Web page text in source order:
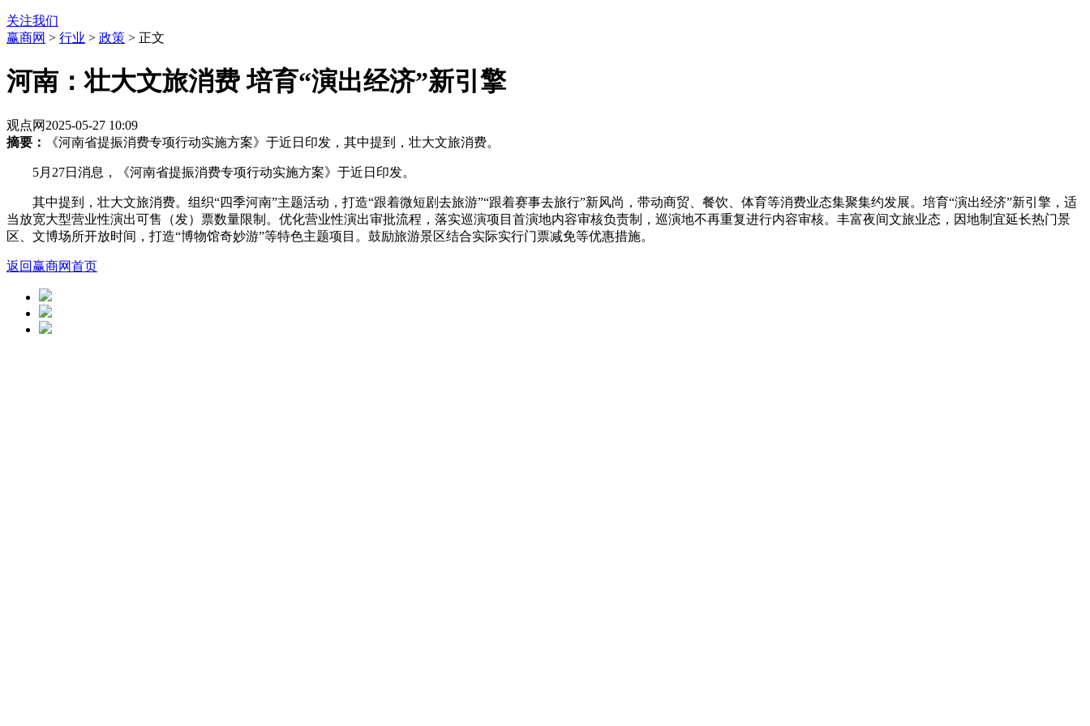
关注我们
赢商网 > 行业 > 政策 > 正文
河南：壮大文旅消费 培育“演出经济”新引擎
观点网 2025-05-27 10:09
摘要：
《河南省提振消费专项行动实施方案》于近日印发，其中提到，壮大文旅消费。
5月27日消息，《河南省提振消费专项行动实施方案》于近日印发。
其中提到，壮大文旅消费。组织“四季河南”主题活动，打造“跟着微短剧去旅游”“跟着赛事去旅行”新风尚，带动商贸、餐饮、体育等消费业态集聚集约发展。培育“演出经济”新引擎，适
当放宽大型营业性演出可售（发）票数量限制。优化营业性演出审批流程，落实巡演项目首演地内容审核负责制，巡演地不再重复进行内容审核。丰富夜间文旅业态，因地制宜延长热门景
区、文博场所开放时间，打造“博物馆奇妙游”等特色主题项目。鼓励旅游景区结合实际实行门票减免等优惠措施。
返回赢商网首页